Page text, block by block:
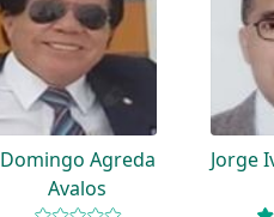
Domingo Agreda
Avalos
Jorge